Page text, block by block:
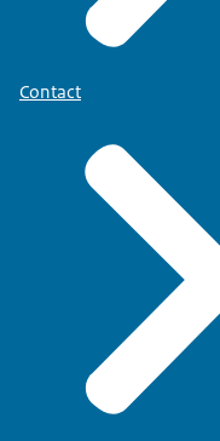
Contact